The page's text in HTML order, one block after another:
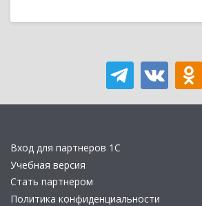
Вход для партнеров 1С
Учебная версия
Стать партнером
Политика конфиденциальности